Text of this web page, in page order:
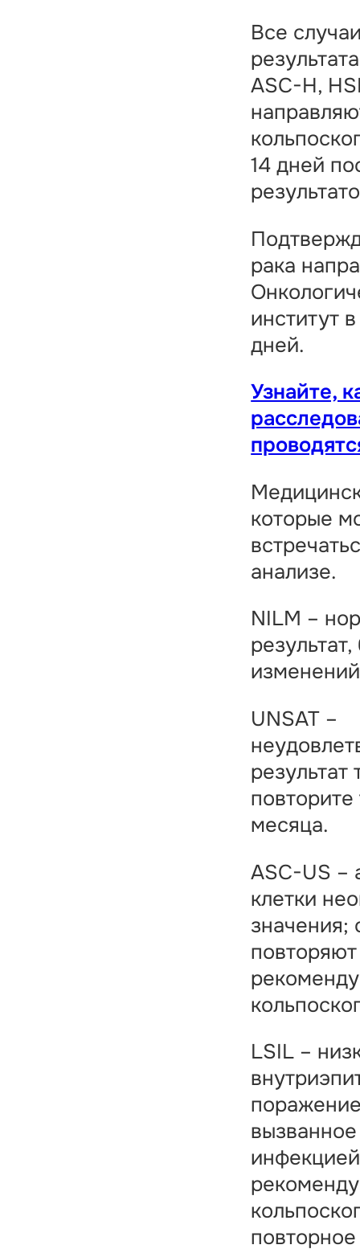
Все
ASC-H,
14 дней
рака
институт
дней.
Узнайте,
которые
анализе.
NILM –
результат,
UNSAT –
результат
месяца.
ASC-US –
клетки
значения;
LSIL –
повторное